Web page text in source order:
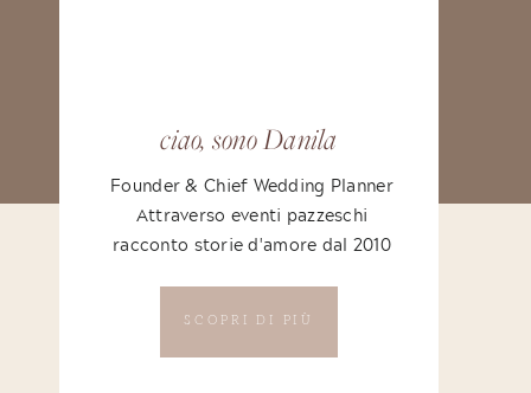
SCOPRI DI PIÙ
Founder & Chief Wedding Planner
Attraverso eventi pazzeschi
racconto storie d'amore dal 2010
ciao, sono Danila